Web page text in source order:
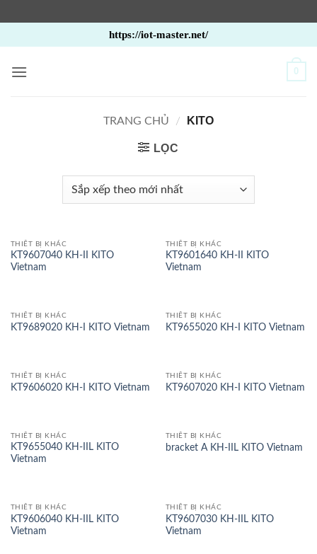
qua
nội
https://iot-master.net/
0
TRANG CHỦ / KITO
LỌC
THIẾT BỊ KHÁC
KT9607040 KH-II KITO
Vietnam
THIẾT BỊ KHÁC
KT9601640 KH-II KITO
Vietnam
THIẾT BỊ KHÁC
KT9689020 KH-I KITO Vietnam
THIẾT BỊ KHÁC
KT9655020 KH-I KITO Vietnam
THIẾT BỊ KHÁC
KT9606020 KH-I KITO Vietnam
THIẾT BỊ KHÁC
KT9607020 KH-I KITO Vietnam
THIẾT BỊ KHÁC
KT9655040 KH-IIL KITO
Vietnam
THIẾT BỊ KHÁC
bracket A KH-IIL KITO Vietnam
THIẾT BỊ KHÁC
KT9606040 KH-IIL KITO
Vietnam
THIẾT BỊ KHÁC
KT9607030 KH-IIL KITO
Vietnam